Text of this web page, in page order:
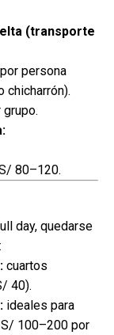
(transporte
persona
chicharrón).
80–120.
day, quedarse
cuartos
40).
ideales para
100–200 por